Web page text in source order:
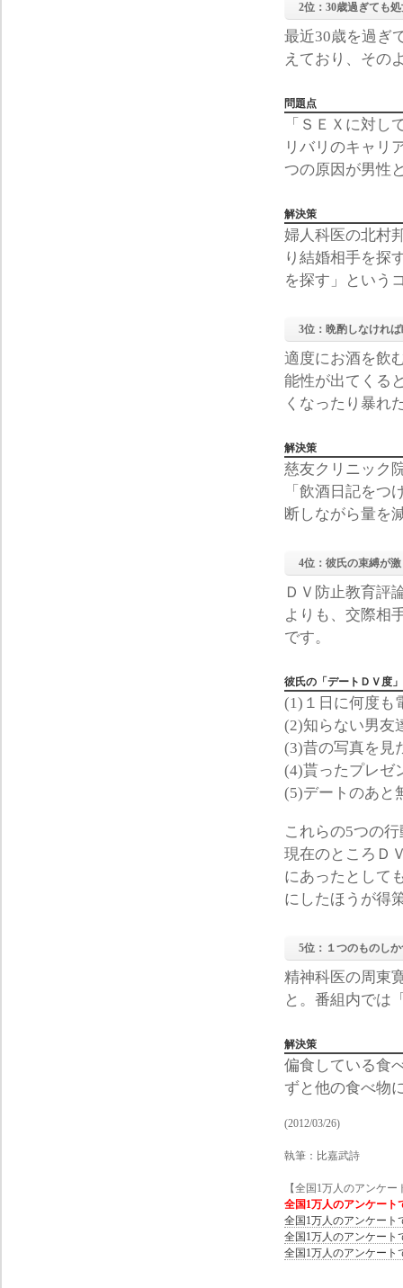
2位：30歳過ぎても
最近30歳を過ぎ
えており、その
問題点
「ＳＥＸに対
リバリのキャリ
つの原因が男性
解決策
婦人科医の北村
り結婚相手を探
を探す」という
3位：晩酌しなけれ
適度にお酒を飲
能性が出てくる
くなったり暴れ
解決策
慈友クリニック
「飲酒日記を
断しながら量を
4位：彼氏の束縛が
ＤＶ防止教育評
よりも、交際相
です。
彼氏の「デートＤＶ度
(1)１日に何度も
(2)知らない男友
(3)昔の写真を見
(4)貰ったプレゼ
(5)デートのあと
これらの5つの
現在のところＤ
にあったとして
にしたほうが得
5位：１つのものし
精神科医の周東
と。番組内では
解決策
偏食している食
ずと他の食べ物
(2012/03/26)
執筆：比嘉武詩
【全国1万人のアンケ
全国1万人のアンケー
全国1万人のアンケー
全国1万人のアンケー
全国1万人のアンケー